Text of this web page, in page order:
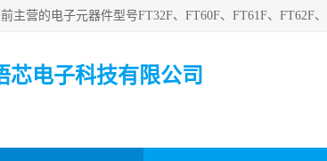
芯电子科技有限公司